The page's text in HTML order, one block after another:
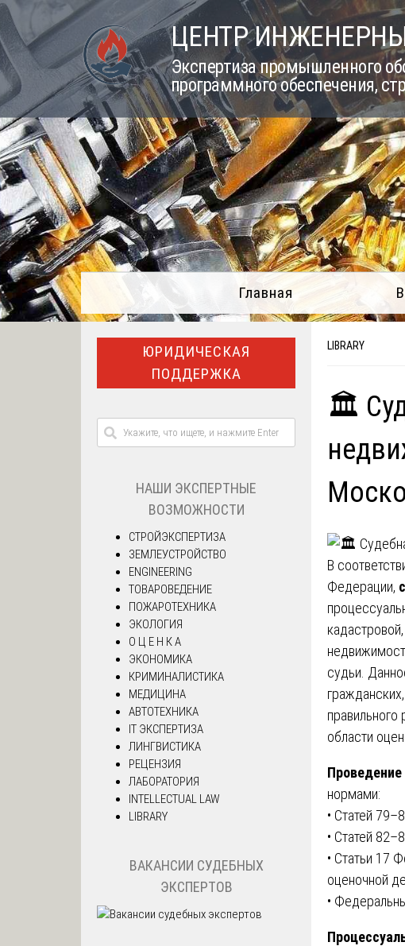
Skip
to
content
ЦЕНТР
Экспертиза промышленного
программного обеспечения,
Главная
LIBRARY
🏛️
В
Федерации,
судьи.
области
нормами:
• Статей
• Статей
• Статьи 17
оценочной
•
ЮРИДИЧЕСКАЯ
ПОДДЕРЖКА
НАШИ ЭКСПЕРТНЫЕ
ВОЗМОЖНОСТИ
СТРОЙЭКСПЕРТИЗА
ЗЕМЛЕУСТРОЙСТВО
ENGINEERING
ТОВАРОВЕДЕНИЕ
ПОЖАРОТЕХНИКА
ЭКОЛОГИЯ
О Ц Е Н К А
ЭКОНОМИКА
КРИМИНАЛИСТИКА
МЕДИЦИНА
АВТОТЕХНИКА
IT ЭКСПЕРТИЗА
ЛИНГВИСТИКА
РЕЦЕНЗИЯ
ЛАБОРАТОРИЯ
INTELLECTUAL LAW
LIBRARY
ВАКАНСИИ СУДЕБНЫХ
ЭКСПЕРТОВ